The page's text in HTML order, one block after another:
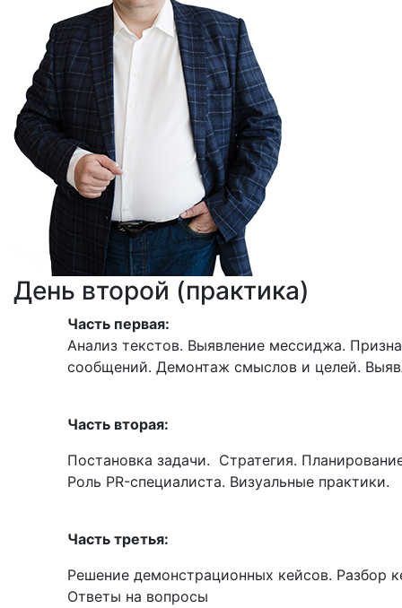
День второй (практика)
Часть первая:
Анализ текстов. Выявление мессиджа.
сообщений. Демонтаж смыслов и целей.
Часть вторая:
Постановка задачи. Стратегия.
Роль PR-специалиста. Визуальные практики.
Часть третья:
Решение демонстрационных кейсов. Разбор
Ответы на вопросы